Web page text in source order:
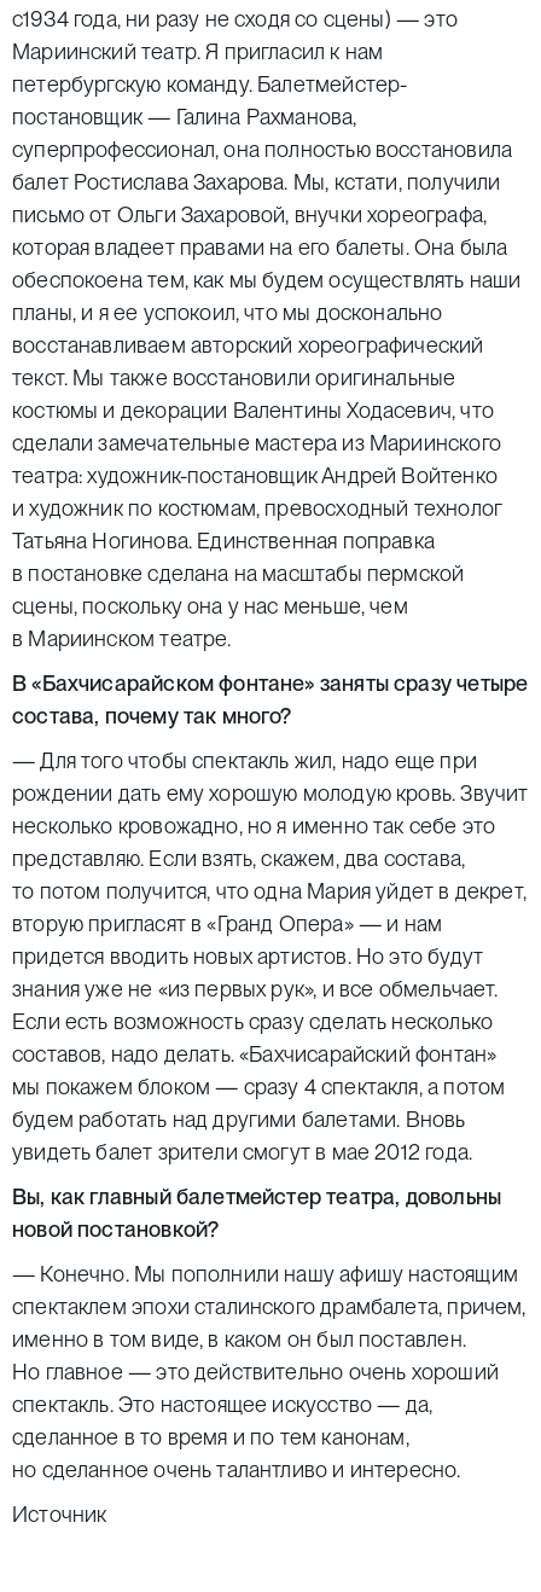
с1934 года, ни разу не сходя со сцены) — это
Мариинский театр. Я пригласил к нам
петербургскую команду. Балетмейстер-
постановщик — Галина Рахманова,
суперпрофессионал, она полностью восстановила
балет Ростислава Захарова. Мы, кстати, получили
письмо от Ольги Захаровой, внучки хореографа,
которая владеет правами на его балеты. Она была
обеспокоена тем, как мы будем осуществлять наши
планы, и я ее успокоил, что мы досконально
восстанавливаем авторский хореографический
текст. Мы также восстановили оригинальные
костюмы и декорации Валентины Ходасевич, что
сделали замечательные мастера из Мариинского
театра: художник-постановщик Андрей Войтенко
и художник по костюмам, превосходный технолог
Татьяна Ногинова. Единственная поправка
в постановке сделана на масштабы пермской
сцены, поскольку она у нас меньше, чем
в Мариинском театре.
В «Бахчисарайском фонтане» заняты сразу четыре
состава, почему так много?
— Для того чтобы спектакль жил, надо еще при
рождении дать ему хорошую молодую кровь. Звучит
несколько кровожадно, но я именно так себе это
представляю. Если взять, скажем, два состава,
то потом получится, что одна Мария уйдет в декрет,
вторую пригласят в «Гранд Опера» — и нам
придется вводить новых артистов. Но это будут
знания уже не «из первых рук», и все обмельчает.
Если есть возможность сразу сделать несколько
составов, надо делать. «Бахчисарайский фонтан»
мы покажем блоком — сразу 4 спектакля, а потом
будем работать над другими балетами. Вновь
увидеть балет зрители смогут в мае 2012 года.
Вы, как главный балетмейстер театра, довольны
новой постановкой?
— Конечно. Мы пополнили нашу афишу настоящим
спектаклем эпохи сталинского драмбалета, причем,
именно в том виде, в каком он был поставлен.
Но главное — это действительно очень хороший
спектакль. Это настоящее искусство — да,
сделанное в то время и по тем канонам,
но сделанное очень талантливо и интересно.
Источник